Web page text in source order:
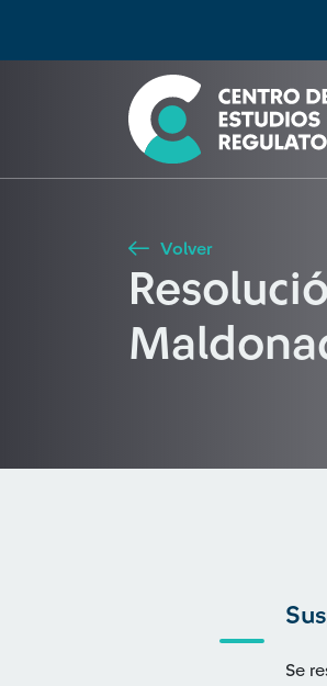
Seleccione país
Buscar
Volver
Se